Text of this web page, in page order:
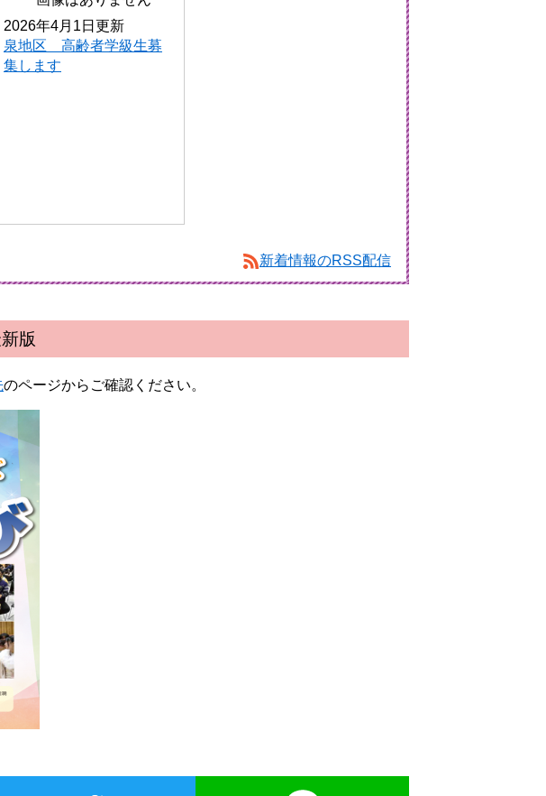
2026年4月1日更新
泉地区 高齢者学級生募
集します
新着情報のRSS配信
版
のページからご確認ください。